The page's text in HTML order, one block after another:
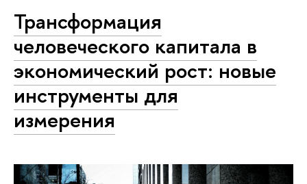
Трансформация
человеческого капитала в
экономический рост: новые
инструменты для
измерения